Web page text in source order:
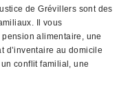
de Grévillers sont des
Il vous
alimentaire, une
d’inventaire au domicile
conflit familial, une